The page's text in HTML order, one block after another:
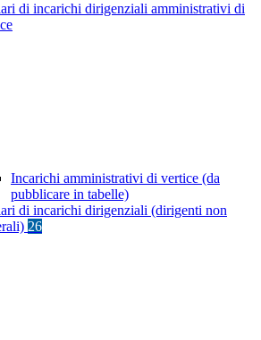
di incarichi dirigenziali amministrativi di
Incarichi amministrativi di vertice (da
pubblicare in tabelle)
di incarichi dirigenziali (dirigenti non
26